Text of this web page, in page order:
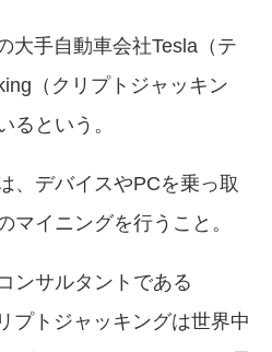
大手自動車会社Tesla（テ
（クリプトジャッキン
るという。
、デバイスやPCを乗っ取
マイニングを行うこと。
ンサルタントである
プトジャッキングは世界中